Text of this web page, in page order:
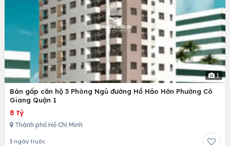
1
Bán gấp căn hộ 3 Phòng Ngủ đường Hồ Hảo Hớn Phường Cô
Giang Quận 1
8 tỷ
Thành phố Hồ Chí Minh
3 ngày trước